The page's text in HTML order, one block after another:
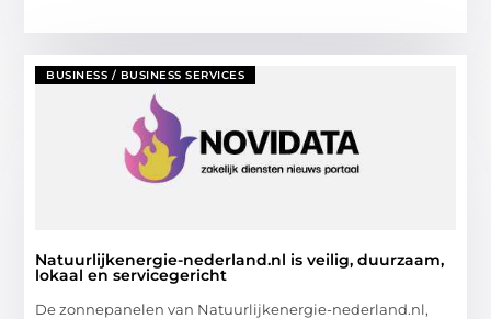
BUSINESS / BUSINESS SERVICES
Natuurlijkenergie-nederland.nl is veilig, duurzaam,
lokaal en servicegericht
De zonnepanelen van Natuurlijkenergie-nederland.nl,